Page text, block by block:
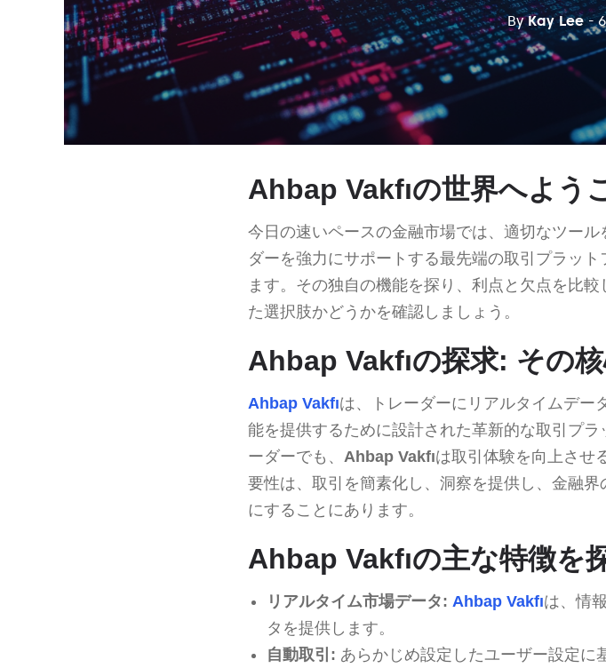
ByKay Lee -
Ahbap Vakfıの世界へよう
今日の速いペースの金融市場では、適切なツー
ダーを強力にサポートする最先端の取引プラット
ます。その独自の機能を探り、利点と欠点を比較
た選択肢かどうかを確認しましょう。
Ahbap Vakfıの探求: その
Ahbap Vakfıは、トレーダーにリアルタイムデー
能を提供するために設計された革新的な取引プ
ーダーでも、 Ahbap Vakfıは取引体験を向上させ
要性は、取引を簡素化し、洞察を提供し、金融
にすることにあります。
Ahbap Vakfıの主な特徴を
リアルタイム市場データ: Ahbap Vakfıは、情
タを提供します。
自動取引: あらかじめ設定したユーザー設定に